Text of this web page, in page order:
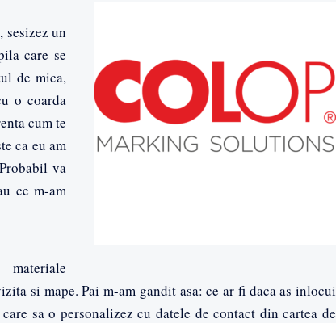
sesizez un
care se
de mica,
o coarda
cum te
ca eu am
va
ce m-am
si mape. Pai m-am gandit asa: ce ar fi daca as inlocui
sa o personalizez cu datele de contact din cartea de